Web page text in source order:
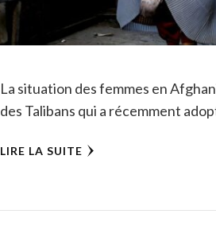
La situation des femmes en
des Talibans qui a récemment
LIRE LA SUITE